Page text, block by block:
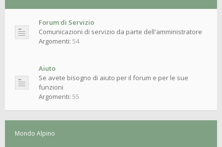
Forum di Servizio
Comunicazioni di servizio da parte dell'amministratore
Argomenti: 54
Aiuto
Se avete bisogno di aiuto per il forum e per le sue
funzioni
Argomenti: 55
Mondo Alpino